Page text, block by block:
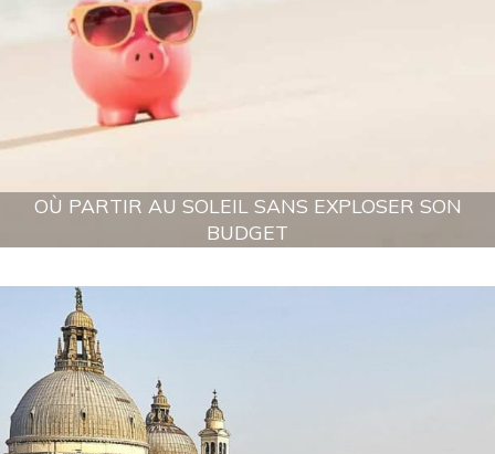
OÙ PARTIR AU SOLEIL SANS EXPLOSER SON
BUDGET